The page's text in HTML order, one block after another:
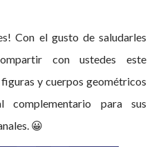
Con el gusto de saludarles
con ustedes este
y cuerpos geométricos
para sus
😀